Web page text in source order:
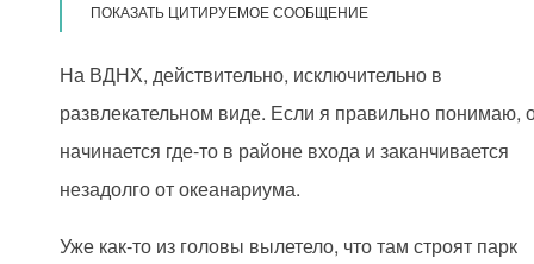
ПОКАЗАТЬ ЦИТИРУЕМОЕ СООБЩЕНИЕ
На ВДНХ, действительно, исключительно в
развлекательном виде. Если я правильно понимаю,
начинается где-то в районе входа и заканчивается
незадолго от океанариума.
Уже как-то из головы вылетело, что там строят парк